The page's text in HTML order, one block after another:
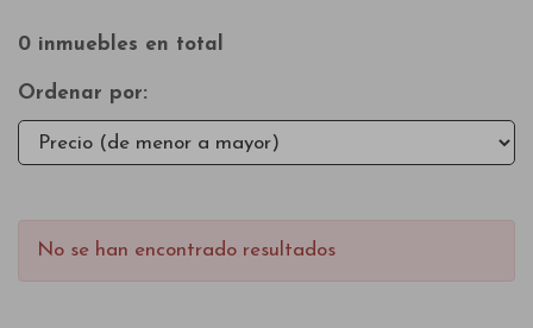
0 inmuebles en total
Ordenar por:
No se han encontrado resultados